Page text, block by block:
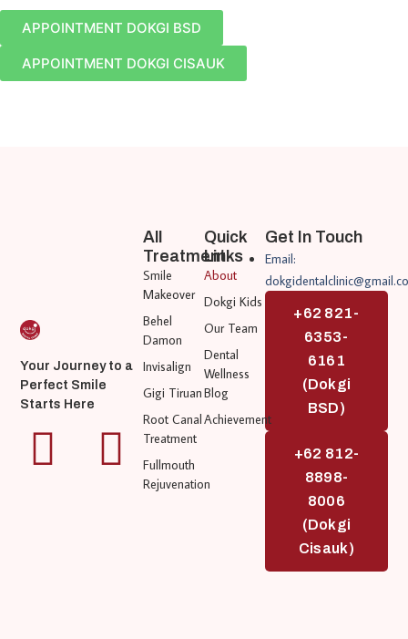
APPOINTMENT DOKGI BSD
APPOINTMENT DOKGI CISAUK
Your Journey to a
Perfect Smile
Starts Here
Quick
Links
About
Dokgi Kids
Our Team
Dental
Wellness
Blog
Achievement
All
Treatment
Smile
Makeover
Behel
Damon
Invisalign
Gigi Tiruan
Root Canal
Treatment
Fullmouth
Rejuvenation
Get In Touch
Email:
+62 821-
6353-
6161
(Dokgi
BSD)
+62 812-
8898-
8006
(Dokgi
Cisauk)